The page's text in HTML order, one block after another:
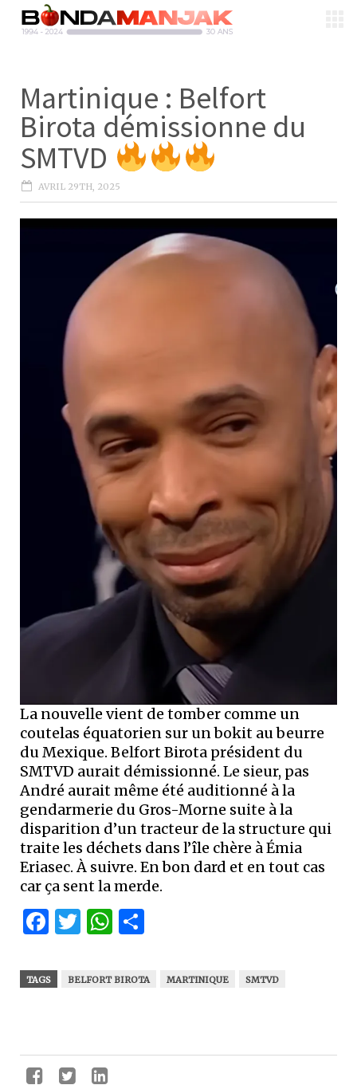
Martinique : Belfort
Birota démissionne du
SMTVD
AVRIL 29TH, 2025
La nouvelle vient de tomber comme un
coutelas équatorien sur un bokit au beurre
du Mexique. Belfort Birota président du
SMTVD aurait démissionné. Le sieur, pas
André aurait même été auditionné à la
gendarmerie du Gros-Morne suite à la
disparition d’un tracteur de la structure qui
traite les déchets dans l’île chère à Émia
Eriasec. À suivre. En bon dard et en tout cas
car ça sent la merde.
Facebook
Twitter
WhatsApp
TAGS BELFORT BIROTA MARTINIQUE SMTVD